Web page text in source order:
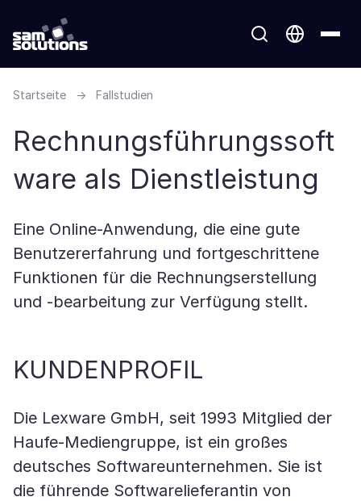
Startseite → Fallstudien
Rechnungsführungssoft
ware als Dienstleistung
Eine Online-Anwendung, die eine gute
Benutzererfahrung und fortgeschrittene
Funktionen für die Rechnungserstellung
und -bearbeitung zur Verfügung stellt.
KUNDENPROFIL
Die Lexware GmbH, seit 1993 Mitglied der
Haufe-Mediengruppe, ist ein großes
deutsches Softwareunternehmen. Sie ist
die führende Softwarelieferantin von